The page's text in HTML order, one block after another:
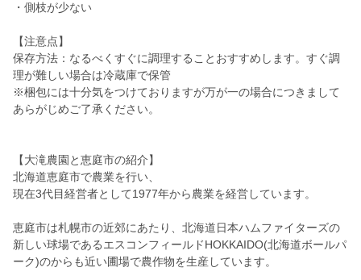
・側枝が少ない
【注意点】
保存方法：なるべくすぐに調理することおすすめします。すぐ調
理が難しい場合は冷蔵庫で保管
※梱包には十分気をつけておりますが万が一の場合につきまして
あらがじめご了承ください。
【大滝農園と恵庭市の紹介】
北海道恵庭市で農業を行い、
現在3代目経営者として1977年から農業を経営しています。
恵庭市は札幌市の近郊にあたり、北海道日本ハムファイターズの
新しい球場であるエスコンフィールドHOKKAIDO(北海道ボールパ
ーク)のからも近い圃場で農作物を生産しています。